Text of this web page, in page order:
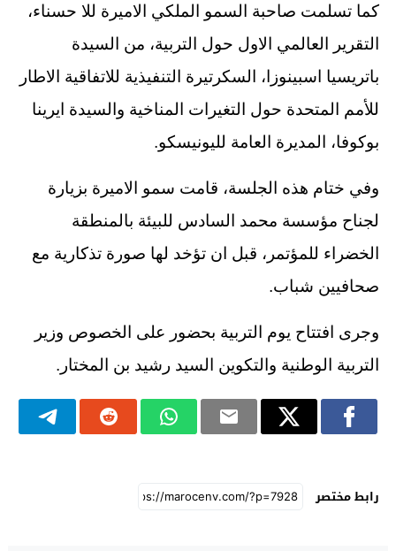
كما تسلمت صاحبة السمو الملكي الاميرة للا حسناء،
التقرير العالمي الاول حول التربية، من السيدة
باتريسيا اسبينوزا، السكرتيرة التنفيذية للاتفاقية الاطار
للأمم المتحدة حول التغيرات المناخية والسيدة ايرينا
بوكوفا، المديرة العامة لليونيسكو.
وفي ختام هذه الجلسة، قامت سمو الاميرة بزيارة
لجناح مؤسسة محمد السادس للبيئة بالمنطقة
الخضراء للمؤتمر، قبل ان تؤخد لها صورة تذكارية مع
صحافيين شباب.
وجرى افتتاح يوم التربية بحضور على الخصوص وزير
التربية الوطنية والتكوين السيد رشيد بن المختار.
رابط مختصر